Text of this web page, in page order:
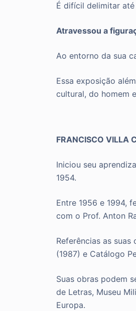
É difícil delimitar
Atravessou a
Ao entorno da sua
Essa exposição
cultural, do homem
FRANCISCO VILLA
Iniciou seu
1954.
Entre 1956 e 1994,
com o Prof. Anton
Referências as
(1987) e Catálogo
Suas obras podem
de Letras, Museu
Europa.